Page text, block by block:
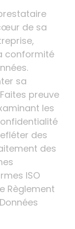
de sa
conformité
sa
preuve
les
des
des
ISO
Règlement